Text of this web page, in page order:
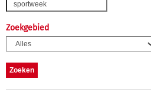
Zoekgebied